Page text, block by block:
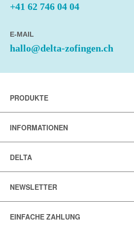
+41 62 746 04 04
E-MAIL
hallo@delta-zofingen.ch
PRODUKTE
INFORMATIONEN
DELTA
NEWSLETTER
EINFACHE ZAHLUNG